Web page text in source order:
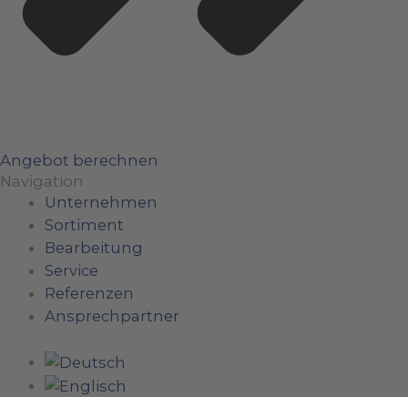
Angebot berechnen
Navigation
Unternehmen
Sortiment
Bearbeitung
Service
Referenzen
Ansprechpartner